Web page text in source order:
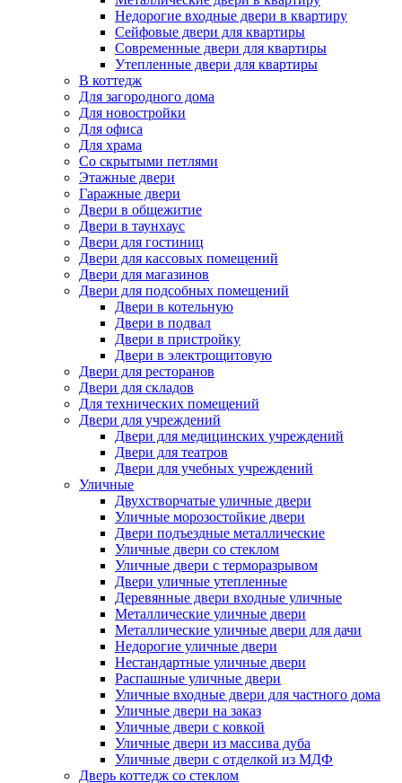
Недорогие входные двери в квартиру
Сейфовые двери для квартиры
Современные двери для квартиры
Утепленные двери для квартиры
В коттедж
Для загородного дома
Для новостройки
Для офиса
Для храма
Со скрытыми петлями
Этажные двери
Гаражные двери
Двери в общежитие
Двери в таунхаус
Двери для гостиниц
Двери для кассовых помещений
Двери для магазинов
Двери для подсобных помещений
Двери в котельную
Двери в подвал
Двери в пристройку
Двери в электрощитовую
Двери для ресторанов
Двери для складов
Для технических помещений
Двери для учреждений
Двери для медицинских учреждений
Двери для театров
Двери для учебных учреждений
Уличные
Двухстворчатые уличные двери
Уличные морозостойкие двери
Двери подъездные металлические
Уличные двери со стеклом
Уличные двери с терморазрывом
Двери уличные утепленные
Деревянные двери входные уличные
Металлические уличные двери
Металлические уличные двери для дачи
Недорогие уличные двери
Нестандартные уличные двери
Распашные уличные двери
Уличные входные двери для частного дома
Уличные двери на заказ
Уличные двери с ковкой
Уличные двери из массива дуба
Уличные двери с отделкой из МДФ
Дверь коттедж со стеклом